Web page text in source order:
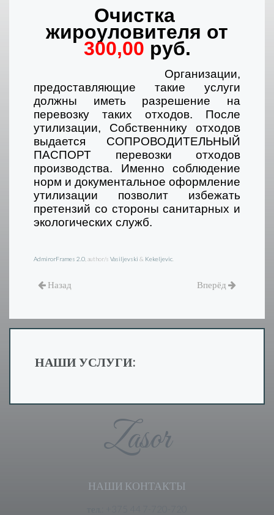
Очистка
жироуловителя от
300,00 руб.
Организации,
предоставляющие такие услуги
должны иметь разрешение на
перевозку таких отходов. После
утилизации, Собственнику отходов
выдается СОПРОВОДИТЕЛЬНЫЙ
ПАСПОРТ перевозки отходов
производства. Именно соблюдение
норм и документальное оформление
утилизации позволит избежать
претензий со стороны санитарных и
экологических служб.
AdmirorFrames 2.0 , author/s Vasiljevski & Kekeljevic
Назад Вперёд
НАШИ УСЛУГИ:
Zasor
НАШИ КОНТАКТЫ